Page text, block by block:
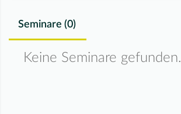
Seminare (0)
Keine Seminare gefunden.